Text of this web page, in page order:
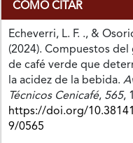
CÓMO CITAR
Echeverri, L. F. ., &
(2024). Compuestos del
de café verde que
la acidez de la bebida.
Técnicos Cenicafé, 565,
https://doi.org/
9/0565